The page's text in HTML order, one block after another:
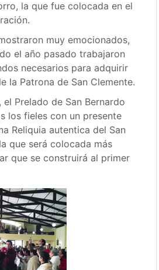
la que fue colocada en el
muy emocionados,
el año pasado trabajaron
necesarios para adquirir
la Patrona de San Clemente.
Prelado de San Bernardo
los fieles con un presente
Reliquia autentica del San
que será colocada más
que se construirá al primer